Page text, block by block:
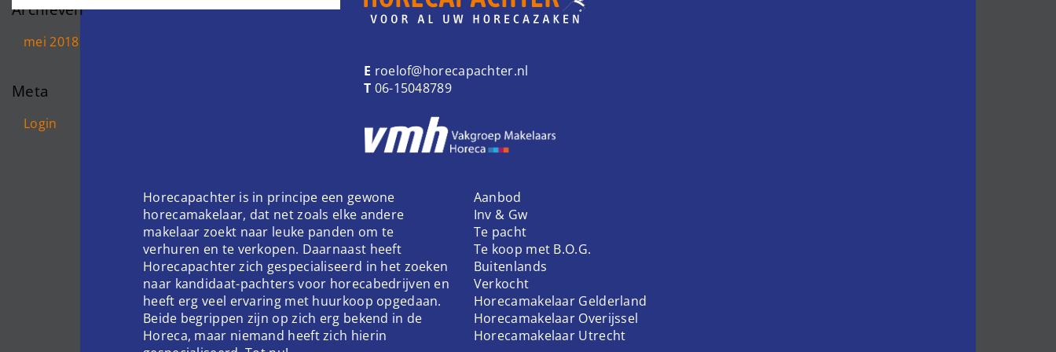
Archieven
mei 2018
Meta
Login
E roelof@horecapachter.nl
T 06-15048789
Horecapachter is in principe een gewone
horecamakelaar, dat net zoals elke andere
makelaar zoekt naar leuke panden om te
verhuren en te verkopen. Daarnaast heeft
Horecapachter zich gespecialiseerd in het zoeken
naar kandidaat-pachters voor horecabedrijven en
heeft erg veel ervaring met huurkoop opgedaan.
Beide begrippen zijn op zich erg bekend in de
Horeca, maar niemand heeft zich hierin
Aanbod
Inv & Gw
Te pacht
Te koop met B.O.G.
Buitenlands
Verkocht
Horecamakelaar Gelderland
Horecamakelaar Overijssel
Horecamakelaar Utrecht